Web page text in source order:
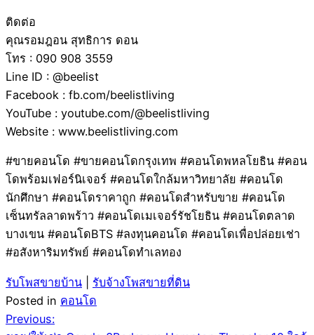
ติดต่อ
คุณรอมฎอน สุทธิการ ดอน
โทร : 090 908 3559
Line ID : @beelist
Facebook : fb.com/beelistliving
YouTube : youtube.com/@beelistliving
Website : www.beelistliving.com
#ขายคอนโด #ขายคอนโดกรุงเทพ #คอนโดพหลโยธิน #คอน
โดพร้อมเฟอร์นิเจอร์ #คอนโดใกล้มหาวิทยาลัย #คอนโด
นักศึกษา #คอนโดราคาถูก #คอนโดสำหรับขาย #คอนโด
เซ็นทรัลลาดพร้าว #คอนโดเมเจอร์รัชโยธิน #คอนโดตลาด
บางเขน #คอนโดBTS #ลงทุนคอนโด #คอนโดเพื่อปล่อยเช่า
#อสังหาริมทรัพย์ #คอนโดทำเลทอง
รับโพสขายบ้าน
รับจ้างโพสขายที่ดิน
Posted in คอนโด
Post
Previous: